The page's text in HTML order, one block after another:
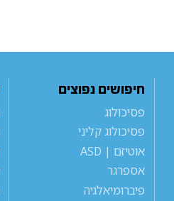
חיפושים נפוצים
פסיכולוג
פסיכולוג קליני
אוטיזם | ASD
אספרגר
פיברומיאלגיה